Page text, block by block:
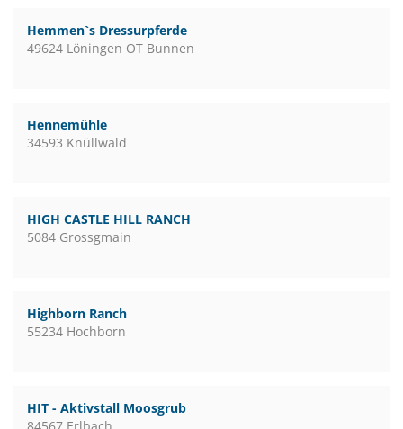
Hemmen`s Dressurpferde
49624 Löningen OT Bunnen
Hennemühle
34593 Knüllwald
HIGH CASTLE HILL RANCH
5084 Grossgmain
Highborn Ranch
55234 Hochborn
HIT - Aktivstall Moosgrub